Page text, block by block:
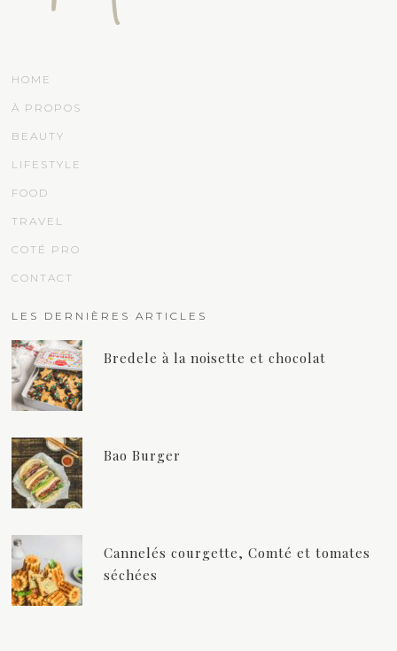
HOME
À PROPOS
BEAUTY
LIFESTYLE
FOOD
TRAVEL
COTÉ PRO
CONTACT
LES DERNIÈRES ARTICLES
Bredele à la noisette et chocolat
Bao Burger
Cannelés courgette, Comté et tomates
séchées